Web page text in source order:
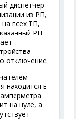
диспетчер
из РП,
всех ТП,
РП
отключение.
находится в
на нуле, а